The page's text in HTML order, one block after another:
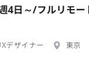
4日～/フルリモ
デザイナー
東京